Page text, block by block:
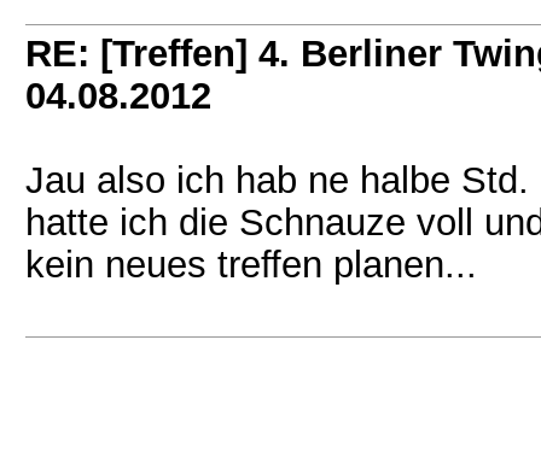
RE: [Treffen] 4. Berliner
04.08.2012
Jau also ich hab ne halbe
hatte ich die Schnauze voll
kein neues treffen planen...